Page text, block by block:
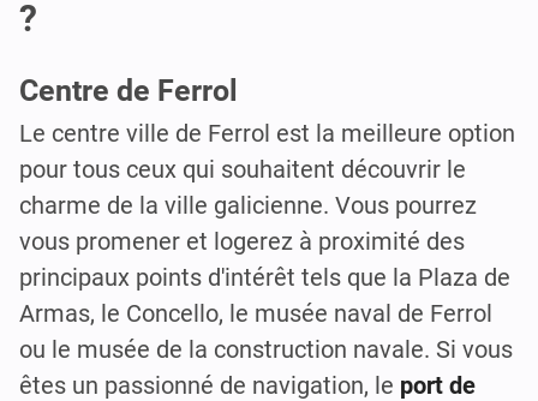
?
Centre de Ferrol
Le centre ville de Ferrol est la meilleure option
pour tous ceux qui souhaitent découvrir le
charme de la ville galicienne. Vous pourrez
vous promener et logerez à proximité des
principaux points d'intérêt tels que la Plaza de
Armas, le Concello, le musée naval de Ferrol
ou le musée de la construction navale. Si vous
êtes un passionné de navigation, le port de